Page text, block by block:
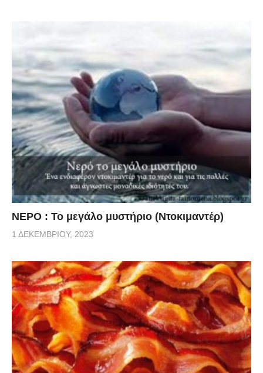
ΝΕΡΟ : Το μεγάλο μυστήριο (Ντοκιμαντέρ)
1 ΔΕΚΕΜΒΡΊΟΥ, 2023